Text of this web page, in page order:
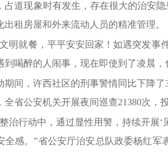
占道现象时有发生，存在很大的治安
出租房屋和外来流动人员的精准管理。
明就餐，平平安安回家！如遇突发事
到喝醉的人闹事，现在即使到了凌晨
期间，许西社区的刑事警情同比下降
全省公安机关开展夜间巡查21380次，
治行动中，通过显性用警，持续开展
全感。”省公安厅治安总队政委杨红